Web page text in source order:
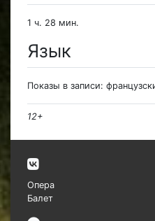
1 ч. 28 мин.
Язык
Показы в записи:
12+
Опера
Балет